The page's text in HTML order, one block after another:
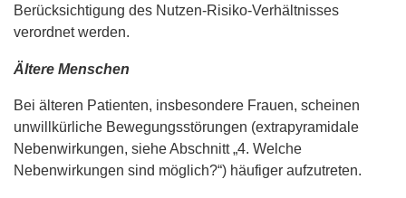
Berücksichtigung des Nutzen-Risiko-Verhältnisses
verordnet werden.
Ältere Menschen
Bei älteren Patienten, insbesondere Frauen, scheinen
unwillkürliche Bewegungsstörungen (extrapyramidale
Nebenwirkungen, siehe Abschnitt „4. Welche
Nebenwirkungen sind möglich?“) häufiger aufzutreten.